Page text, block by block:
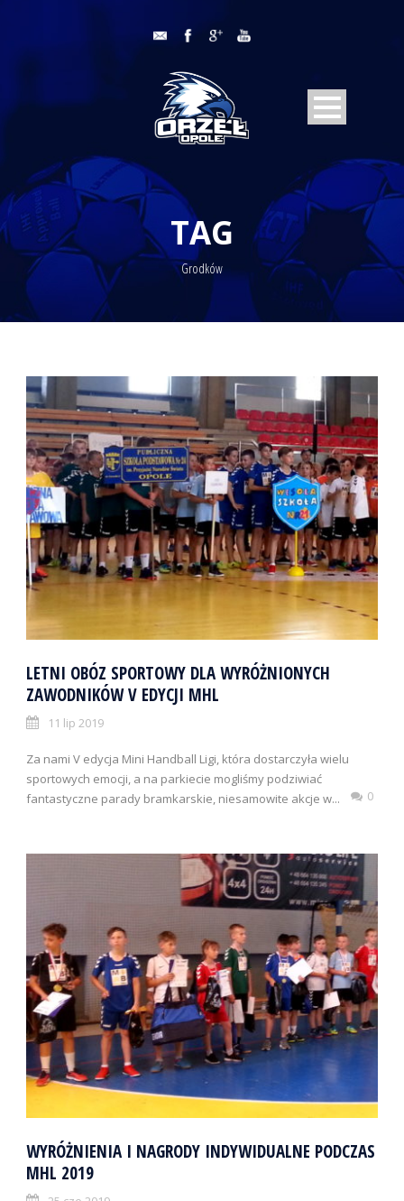
TAG
Grodków
LETNI OBÓZ SPORTOWY DLA WYRÓŻNIONYCH
ZAWODNIKÓW V EDYCJI MHL
11 lip 2019
Za nami V edycja Mini Handball Ligi, która dostarczyła wielu
sportowych emocji, a na parkiecie mogliśmy podziwiać
fantastyczne parady bramkarskie, niesamowite akcje w...
0
WYRÓŻNIENIA I NAGRODY INDYWIDUALNE PODCZAS
MHL 2019